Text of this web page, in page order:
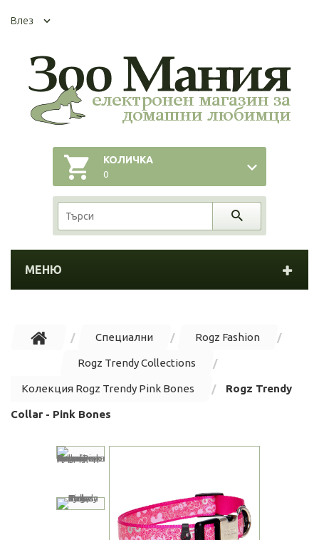
Влез
КОЛИЧКА
0
МЕНЮ
Специални Rogz Fashion
Rogz Trendy Collections
Колекция Rogz Trendy Pink Bones Rogz Trendy
Collar - Pink Bones